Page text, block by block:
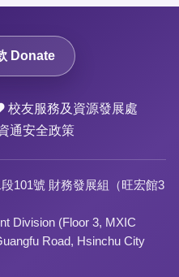
Donate
校友服務及資源發展處
通安全政策
101號 財務發展組（旺宏館3
Division (Floor 3, MXIC
Road, Hsinchu City